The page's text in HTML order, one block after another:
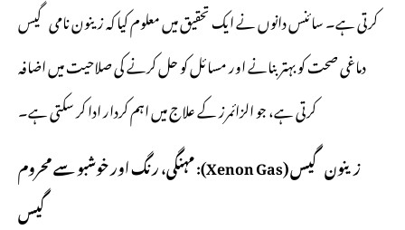
کرتی ہے۔ سائنس دانوں نے ایک تحقیق میں معلوم کیا کہ زینون نامی گیس
دماغی صحت کو بہتر بنانے اور مسائل کو حل کرنے کی صلاحیت میں اضافہ
کرتی ہے، جو الزائمرز کے علاج میں اہم کردار ادا کر سکتی ہے۔
زینون گیس (Xenon Gas): مہنگی، رنگ اور خوشبو سے محروم
گیس